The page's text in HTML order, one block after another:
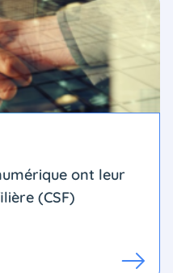
ont leur
(CSF)